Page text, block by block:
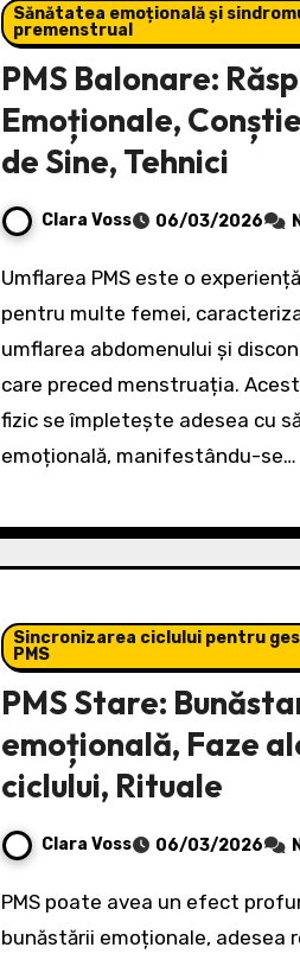
Sănătatea emoțională și
premenstrual
PMS Balonare:
Emoționale,
de Sine, Tehnici
Clara Voss 06/03/2026
Umflarea PMS este o experiență comună
pentru multe femei,
umflarea abdomenului și
care preced menstruația.
fizic se împletește adesea cu
emoțională, manifestându-se…
Sincronizarea ciclului pentru
PMS
PMS Stare:
emoțională, Faze
ciclului, Rituale
Clara Voss 06/03/2026
PMS poate avea un efect profund asupra
bunăstării emoționale, adesea